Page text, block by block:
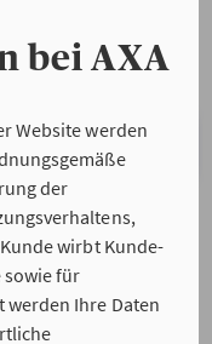
bei AXA
Website werden
der
wirbt Kunde-
für
werden Ihre Daten